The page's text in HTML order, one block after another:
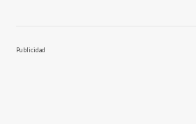
Publicidad